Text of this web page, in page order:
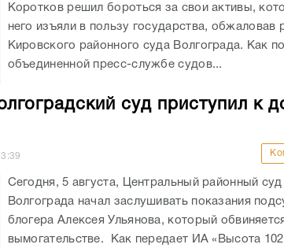
Коротков решил бороться за свои активы,
него изъяли в пользу государства, обжаловав
Кировского районного суда Волгограда. Как
объединенной пресс-службе судов...
суд приступил к
Сегодня, 5 августа, Центральный районный суд
Волгограда начал заслушивать показания
блогера Алексея Ульянова, который
вымогательстве. Как передает ИА «Высота